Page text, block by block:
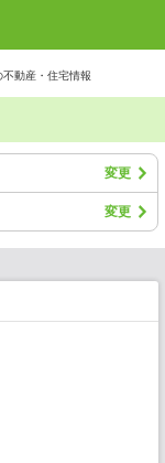
不動産・住宅情報
変更
変更